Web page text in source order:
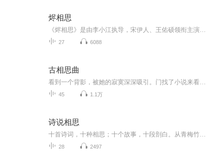
烬相思
27 6088
古相思曲
45 1.1万
诗说相思
28 2497